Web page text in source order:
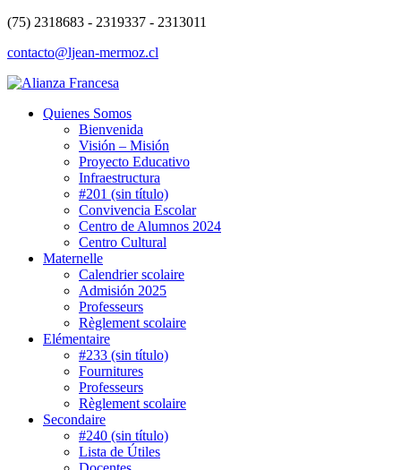
(75) 2318683 - 2319337 - 2313011
contacto@ljean-mermoz.cl
Quienes Somos
Bienvenida
Visión – Misión
Proyecto Educativo
Infraestructura
#201 (sin título)
Convivencia Escolar
Centro de Alumnos 2024
Centro Cultural
Maternelle
Calendrier scolaire
Admisión 2025
Professeurs
Règlement scolaire
Elémentaire
#233 (sin título)
Fournitures
Professeurs
Règlement scolaire
Secondaire
#240 (sin título)
Lista de Útiles